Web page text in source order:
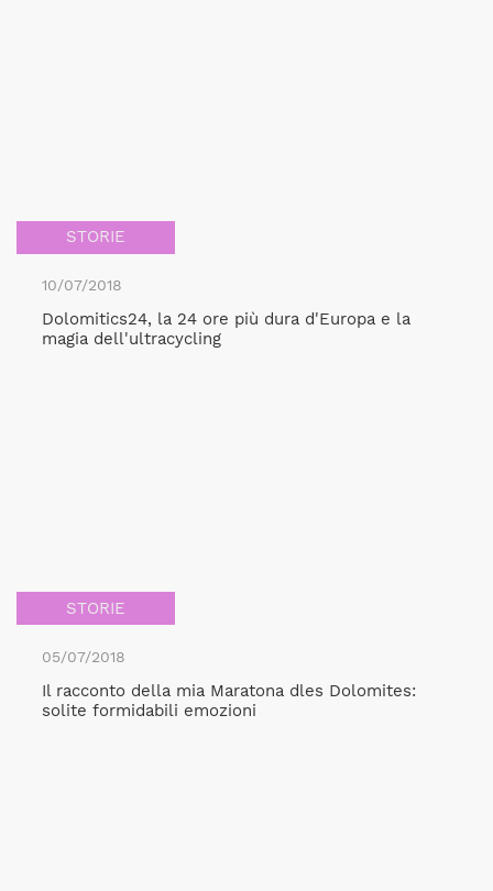
STORIE
10/07/2018
Dolomitics24, la 24 ore più dura d'Europa e la
magia dell'ultracycling
STORIE
05/07/2018
Il racconto della mia Maratona dles Dolomites:
solite formidabili emozioni